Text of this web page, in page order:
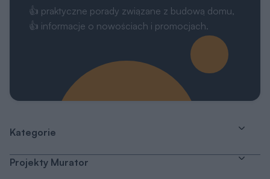
👍 praktyczne porady związane z budową domu,
👍 informacje o nowościach i promocjach.
Kategorie
Projekty Murator